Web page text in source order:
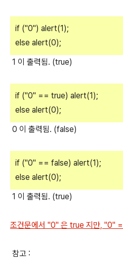
if ("0") alert(1);
else alert(0);
1 이 출력됨. (true)
if ("0" == true) alert(1);
else alert(0);
0 이 출력됨. (false)
if ("0" == false) alert(1);
else alert(0);
1 이 출력됨. (true)
조건문에서 "0" 은 true 지만, "0"
참고 :